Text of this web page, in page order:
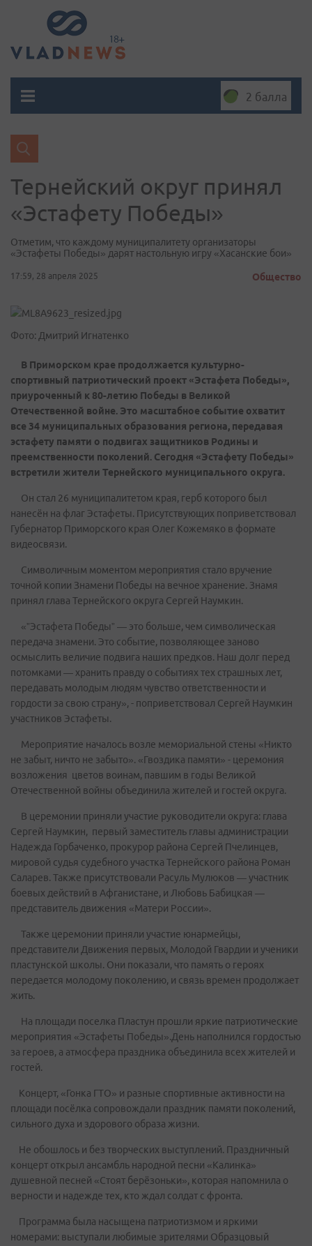
2 балла
Тернейский округ принял
«Эстафету Победы»
Отметим, что каждому муниципалитету организаторы
«Эстафеты Победы» дарят настольную игру «Хасанские бои»
17:59, 28 апреля 2025 Общество
Фото: Дмитрий Игнатенко
В Приморском крае продолжается культурно-
спортивный патриотический проект «Эстафета Победы»,
приуроченный к 80-летию Победы в Великой
Отечественной войне. Это масштабное событие охватит
все 34 муниципальных образования региона, передавая
эстафету памяти о подвигах защитников Родины и
преемственности поколений. Сегодня «Эстафету Победы»
встретили жители Тернейского муниципального округа.
Он стал 26 муниципалитетом края, герб которого был
нанесён на флаг Эстафеты. Присутствующих поприветствовал
Губернатор Приморского края Олег Кожемяко в формате
видеосвязи.
Символичным моментом мероприятия стало вручение
точной копии Знамени Победы на вечное хранение. Знамя
принял глава Тернейского округа Сергей Наумкин.
«”Эстафета Победы” — это больше, чем символическая
передача знамени. Это событие, позволяющее заново
осмыслить величие подвига наших предков. Наш долг перед
потомками — хранить правду о событиях тех страшных лет,
передавать молодым людям чувство ответственности и
гордости за свою страну», - поприветствовал Сергей Наумкин
участников Эстафеты.
Мероприятие началось возле мемориальной стены «Никто
не забыт, ничто не забыто». «Гвоздика памяти» - церемония
возложения цветов воинам, павшим в годы Великой
Отечественной войны объединила жителей и гостей округа.
В церемонии приняли участие руководители округа: глава
Сергей Наумкин, первый заместитель главы администрации
Надежда Горбаченко, прокурор района Сергей Пчелинцев,
мировой судья судебного участка Тернейского района Роман
Саларев. Также присутствовали Расуль Мулюков — участник
боевых действий в Афганистане, и Любовь Бабицкая —
представитель движения «Матери России».
Также церемонии приняли участие юнармейцы,
представители Движения первых, Молодой Гвардии и ученики
пластунской школы. Они показали, что память о героях
передается молодому поколению, и связь времен продолжает
жить.
На площади поселка Пластун прошли яркие патриотические
мероприятия «Эстафеты Победы».День наполнился гордостью
за героев, а атмосфера праздника объединила всех жителей и
гостей.
Концерт, «Гонка ГТО» и разные спортивные активности на
площади посёлка сопровождали праздник памяти поколений,
сильного духа и здорового образа жизни.
Не обошлось и без творческих выступлений. Праздничный
концерт открыл ансамбль народной песни «Калинка»
душевной песней «Стоят берёзоньки», которая напомнила о
верности и надежде тех, кто ждал солдат с фронта.
Программа была насыщена патриотизмом и яркими
номерами: выступали любимые зрителями Образцовый